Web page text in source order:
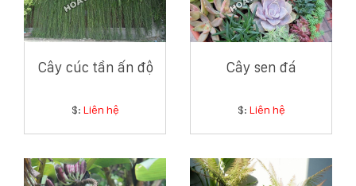
Cây cúc tần ấn độ
$: Liên hệ
Cây sen đá
$: Liên hệ